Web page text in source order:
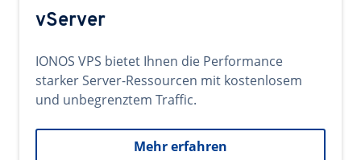
vServer
IONOS VPS bietet Ihnen die Performance
starker Server-Ressourcen mit kostenlosem
und unbegrenztem Traffic.
Mehr erfahren